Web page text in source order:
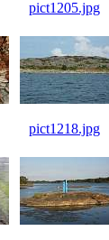
pict1205.jpg
pict1218.jpg